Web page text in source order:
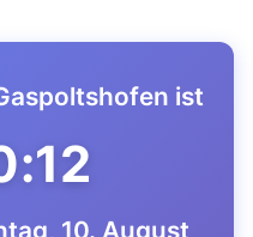
ist
10. August